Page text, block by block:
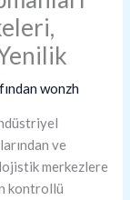
wonzh
ve
merkezlere
kontrollü